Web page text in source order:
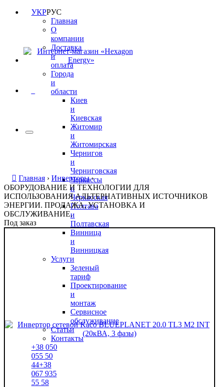
УКРРУС
Главная
О
компании
Доставка
и
оплата
Города
и
области
Киев
и
Киевская
Житомир
и
Житомирская
Чернигов
и
Черниговская
Черкассы
и
Черкасская
Полтава
и
Полтавская
Винница
и
Винницкая
Услуги
Зеленый
тариф
Проектирование
и
монтаж
Сервисное
обслуживание
Статьи
Контакты
+38 050
055 50
44+38
067 935
55 58
Главная › Инверторы›
ОБОРУДОВАНИЕ И ТЕХНОЛОГИИ ДЛЯ
ИСПОЛЬЗОВАНИЯ АЛЬТЕРНАТИВНЫХ ИСТОЧНИКОВ
ЭНЕРГИИ. ПРОДАЖА, УСТАНОВКА И
ОБСЛУЖИВАНИЕ.
Под заказ